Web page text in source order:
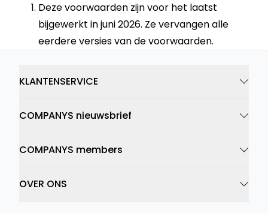
Deze voorwaarden zijn voor het laatst
bijgewerkt in juni 2026. Ze vervangen alle
eerdere versies van de voorwaarden.
KLANTENSERVICE
COMPANYS nieuwsbrief
COMPANYS members
OVER ONS